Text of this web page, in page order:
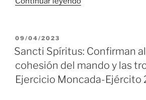
Defensa
resume
Moncada-
PUBLICADO
EL
09/04/2023
Sancti Spíritus: Confirman
cohesión del mando y las
Ejercicio Moncada-Ejército